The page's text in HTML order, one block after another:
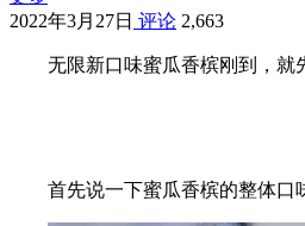
2022年3月27日 评论 2,663
无限新口味蜜瓜香槟刚到，就
首先说一下蜜瓜香槟的整体口